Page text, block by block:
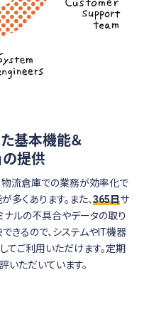
基本機能＆
の提供
物流倉庫での業務が効率化で
くあります。また、365日サ
ナルの不具合やデータの取り
きるので、システムやIT機器
てご利用いただけます。定期
いただいています。